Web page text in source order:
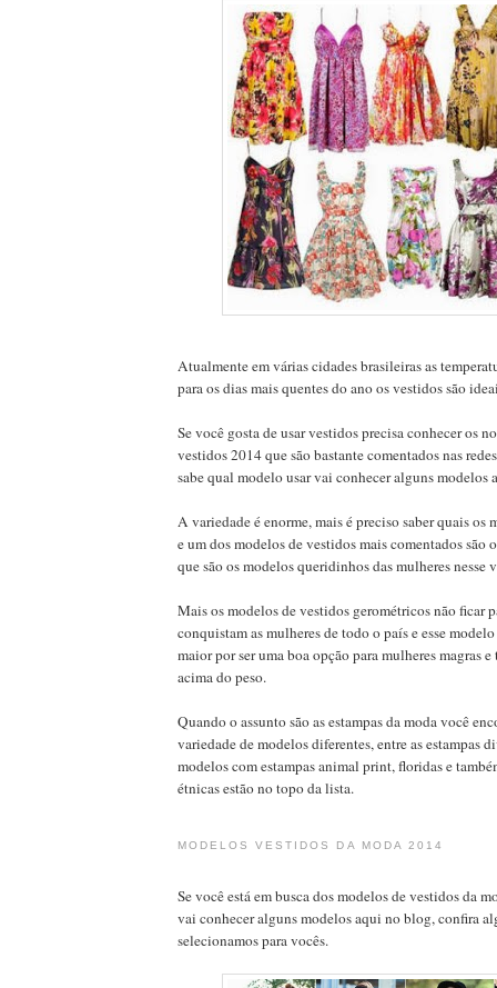
Atualmente em várias cidades brasileiras as
para os dias mais quentes do ano os vestidos são
Se você gosta de usar vestidos precisa conhecer os
vestidos 2014 que são bastante comentados nas
sabe qual modelo usar vai conhecer alguns modelos
A variedade é enorme, mais é preciso saber quais os
e um dos modelos de vestidos mais comentados são
que são os modelos queridinhos das mulheres nesse
Mais os modelos de vestidos gerométricos não ficar
conquistam as mulheres de todo o país e esse
maior por ser uma boa opção para mulheres magras
acima do peso.
Quando o assunto são as estampas da moda você
variedade de modelos diferentes, entre as estampas
modelos com estampas animal print, floridas e
étnicas estão no topo da lista.
MODELOS VESTIDOS DA MODA 2014
Se você está em busca dos modelos de vestidos da
vai conhecer alguns modelos aqui no blog, confira
selecionamos para vocês.